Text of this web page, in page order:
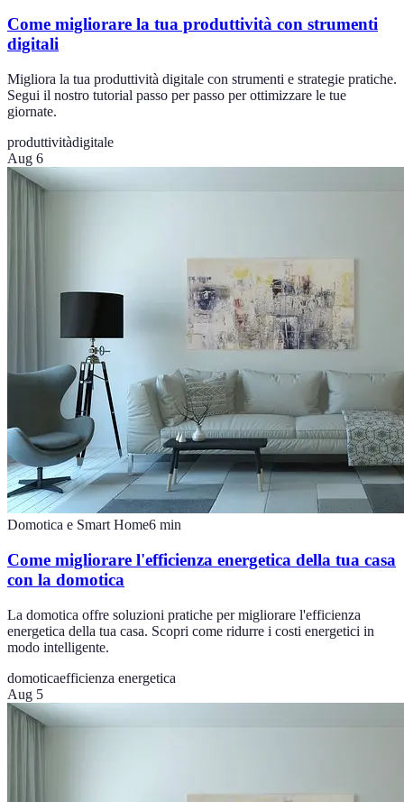
Come migliorare la tua produttività con strumenti
digitali
Migliora la tua produttività digitale con strumenti e strategie pratiche.
Segui il nostro tutorial passo per passo per ottimizzare le tue
giornate.
produttivitàdigitale
Aug 6
Domotica e Smart Home6 min
Come migliorare l'efficienza energetica della tua casa
con la domotica
La domotica offre soluzioni pratiche per migliorare l'efficienza
energetica della tua casa. Scopri come ridurre i costi energetici in
modo intelligente.
domoticaefficienza energetica
Aug 5